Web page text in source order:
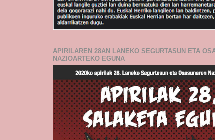
APIRILAREN 28AN LANEKO SEGURTASUN ETA
NAZIOARTEKO EGUNA